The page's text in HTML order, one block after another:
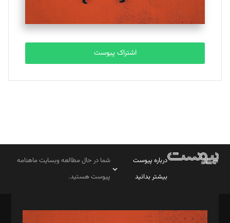
اشتراک پیوست
درباره پیوست
بیشتر بدانید
شما در حال مطالعه وبسایت ماهنامه
پیوست هستید.
مدیر مسئول: محمدباقر اثنی‌عشری